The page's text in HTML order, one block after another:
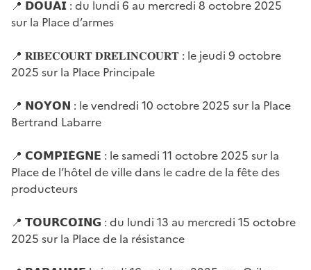
📍 𝗗𝗢𝗨𝗔𝗜 : du lundi 6 au mercredi 8 octobre 2025
sur la Place d’armes
📍 𝐑𝐈𝐁𝐄́𝐂𝐎𝐔𝐑𝐓 𝐃𝐑𝐄́𝐋𝐈𝐍𝐂𝐎𝐔𝐑𝐓 : le jeudi 9 octobre
2025 sur la Place Principale
📍 𝗡𝗢𝗬𝗢𝗡 : le vendredi 10 octobre 2025 sur la Place
Bertrand Labarre
📍 𝗖𝗢𝗠𝗣𝗜𝗘̀𝗚𝗡𝗘 : le samedi 11 octobre 2025 sur la
Place de l’hôtel de ville dans le cadre de la fête des
producteurs
📍 𝗧𝗢𝗨𝗥𝗖𝗢𝗜𝗡𝗚 : du lundi 13 au mercredi 15 octobre
2025 sur la Place de la résistance